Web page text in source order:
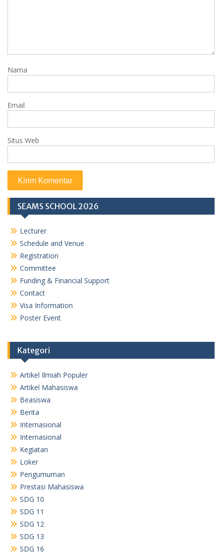
Nama
Email
Situs Web
SEAMS SCHOOL 2026
Lecturer
Schedule and Venue
Registration
Committee
Funding & Financial Support
Contact
Visa Information
Poster Event
Kategori
Artikel Ilmiah Populer
Artikel Mahasiswa
Beasiswa
Berita
Internasional
Internasional
Kegiatan
Loker
Pengumuman
Prestasi Mahasiswa
SDG 10
SDG 11
SDG 12
SDG 13
SDG 16